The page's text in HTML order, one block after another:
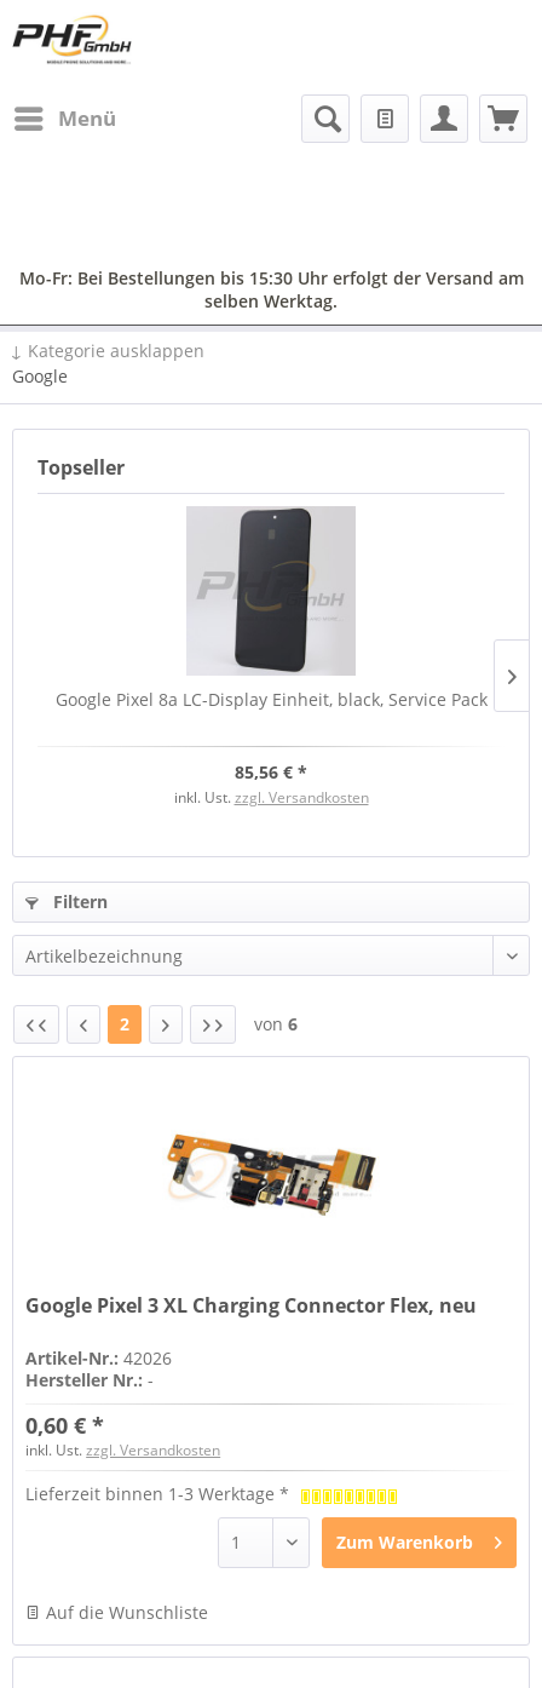
Menü
Mo-Fr: Bei Bestellungen bis 15:30 Uhr erfolgt der Versand am
selben Werktag.
↓ Kategorie ausklappen
Google
Topseller
Google Pixel 8a LC-Display Einheit, black, Service Pack
85,56 € *
inkl. Ust.zzgl. Versandkosten
Filtern
2 von 6
Google Pixel 3 XL Charging Connector Flex, neu
Artikel-Nr.:42026
Hersteller Nr.:-
0,60 € *
inkl. Ust.zzgl. Versandkosten
Lieferzeit binnen 1-3 Werktage *
Zum Warenkorb
Auf die Wunschliste